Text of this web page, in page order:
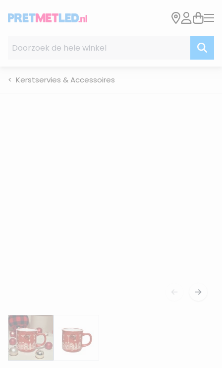
Kerstservies & Accessoires